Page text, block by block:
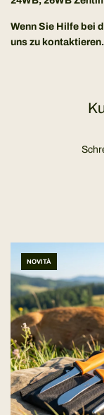
Wenn Sie Hilfe bei
uns zu kontaktieren.
NOVITÀ